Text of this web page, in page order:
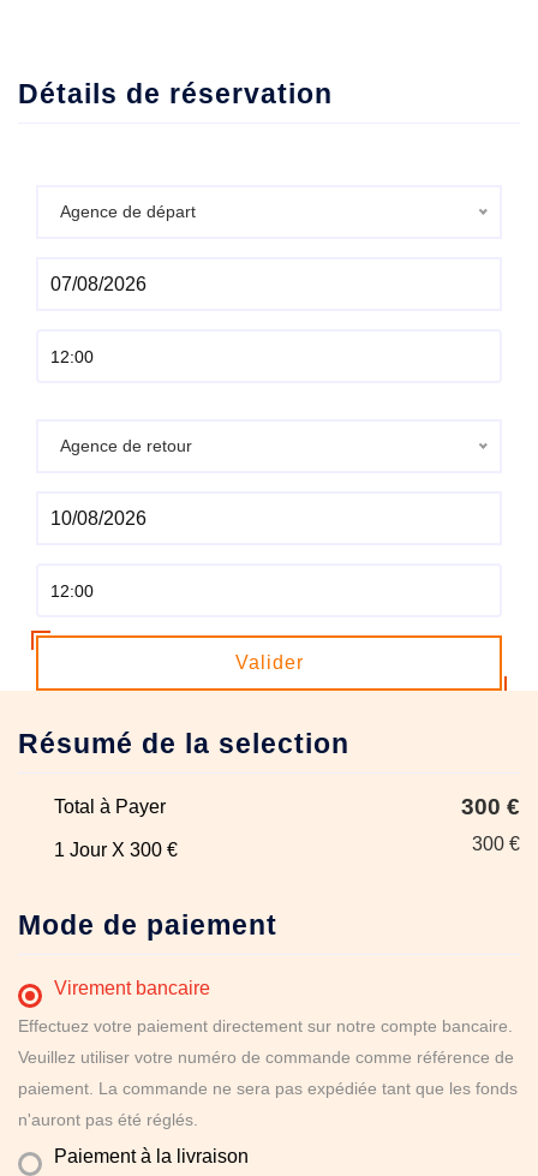
Détails de réservation
Agence de départ
Agence de retour
Valider
Résumé de la selection
Total à Payer 300 €
1 Jour X 300 € 300 €
Mode de paiement
Virement bancaire
Effectuez votre paiement directement sur notre compte bancaire.
Veuillez utiliser votre numéro de commande comme référence de
paiement. La commande ne sera pas expédiée tant que les fonds
n'auront pas été réglés.
Paiement à la livraison